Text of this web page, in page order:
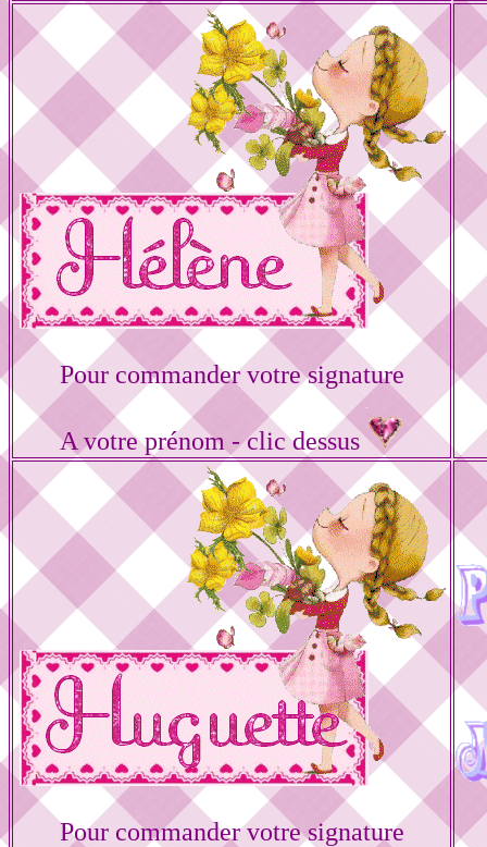
Pour commander votre signature
A votre prénom - clic dessus
Pour commander votre signature